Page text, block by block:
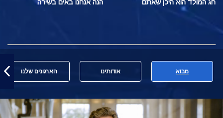
חג המולד הוא היכן שאתם הנה אנחנו באים בשירה
מבוא אודותינו הארגונים שלנו